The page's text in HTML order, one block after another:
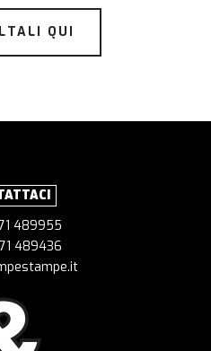
QUI
489955
489436